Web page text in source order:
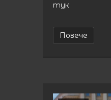
тук
Повече